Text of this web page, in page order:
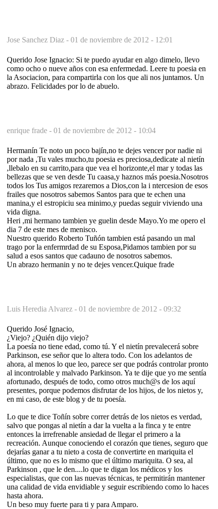
Jose Sanchez Diaz - 01 de noviembre de 2012 - 12:01
Querido Jose Ignacio: Si te puedo ayudar en algo dimelo, llevo
como ocho o nueve años con esa enfermedad. Leere tu poesia en
la Asociacion, para compartirla con los que ali nos juntamos. Un
abrazo. Felicidades por lo de abuelo.
enrique frade - 01 de noviembre de 2012 - 10:04
Hermanín Te noto un poco bajín,no te dejes vencer por nadie ni
por nada ,Tu vales mucho,tu poesia es preciosa,dedicate al nietín
,llebalo en su carrito,para que vea el horizonte,el mar y todas las
bellezas que se ven desde Tu caasa,y haznos más poesia.Nosotros
todos los Tus amigos rezaremos a Dios,con la i ntercesion de esos
frailes que nosotros sabemos Santos para que te echen una
manina,y el estropiciu sea minimo,y puedas seguir viviendo una
vida digna.
Heri ,mi hermano tambien ye guelin desde Mayo.Yo me opero el
dia 7 de este mes de menisco.
Nuestro querido Roberto Tuñón tambien está pasando un mal
trago por la enfermrdad de su Esposa,Pidamos tambien por su
salud a esos santos que cadauno de nosotros sabemos.
Un abrazo hermanin y no te dejes vencer.Quique frade
Luis Heredia Alvarez - 01 de noviembre de 2012 - 09:32
Querido José Ignacio,
¿Viejo? ¿Quién dijo viejo?
La poesía no tiene edad, como tú. Y el nietín prevalecerá sobre
Parkinson, ese señor que lo altera todo. Con los adelantos de
ahora, al menos lo que leo, parece ser que podrás controlar pronto
al incontrolable y malvado Parkinson. Ya te dije que yo me sentía
afortunado, después de todo, como otros much@s de los aquí
presentes, porque podemos disfrutar de los hijos, de los nietos y,
en mi caso, de este blog y de tu poesía.
Lo que te dice Toñín sobre correr detrás de los nietos es verdad,
salvo que pongas al nietín a dar la vuelta a la finca y te entre
entonces la irrefrenable ansiedad de llegar el primero a la
recreación. Aunque conociendo el corazón que tienes, seguro que
dejarías ganar a tu nieto a costa de convertirte en mariquita el
último, que no es lo mismo que el último mariquita. O sea, al
Parkinson , que le den....lo que te digan los médicos y los
especialistas, que con las nuevas técnicas, te permitirán mantener
una calidad de vida envidiable y seguir escribiendo como lo haces
hasta ahora.
Un beso muy fuerte para ti y para Amparo.